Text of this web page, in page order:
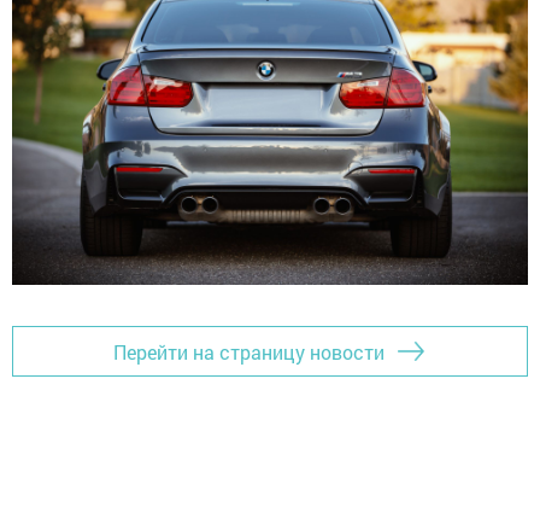
Перейти на страницу новости